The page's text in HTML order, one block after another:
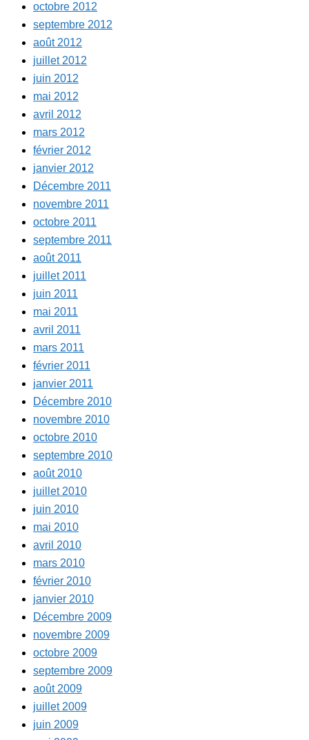
octobre 2012
septembre 2012
août 2012
juillet 2012
juin 2012
mai 2012
avril 2012
mars 2012
février 2012
janvier 2012
Décembre 2011
novembre 2011
octobre 2011
septembre 2011
août 2011
juillet 2011
juin 2011
mai 2011
avril 2011
mars 2011
février 2011
janvier 2011
Décembre 2010
novembre 2010
octobre 2010
septembre 2010
août 2010
juillet 2010
juin 2010
mai 2010
avril 2010
mars 2010
février 2010
janvier 2010
Décembre 2009
novembre 2009
octobre 2009
septembre 2009
août 2009
juillet 2009
juin 2009